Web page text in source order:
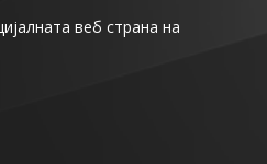
веб страна на